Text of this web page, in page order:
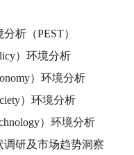
析（PEST）
）环境分析
）环境分析
）环境分析
）环境分析
研及市场趋势洞察